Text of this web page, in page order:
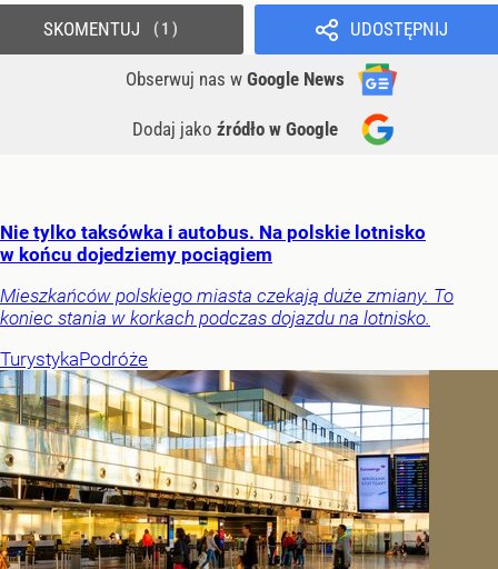
UDOSTĘPNIJ
Obserwuj nas w Google News
Dodaj jako źródło w Google
SKOMENTUJ 1
Nie tylko taksówka i autobus. Na polskie lotnisko
w końcu dojedziemy pociągiem
Mieszkańców polskiego miasta czekają duże zmiany. To
koniec stania w korkach podczas dojazdu na lotnisko.
TurystykaPodróże